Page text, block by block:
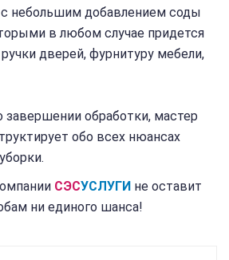
с небольшим добавлением соды
в любом случае придется
дверей, фурнитуру мебели,
завершении обработки, мастер
обо всех нюансах
СЭСУСЛУГИ не оставит
ни единого шанса!